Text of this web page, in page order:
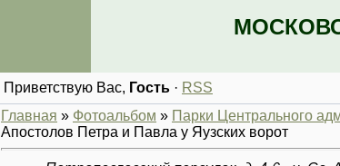
Приветствую Вас, Гость · RSS
Главная » Фотоальбом » Парки Центрального
Апостолов Петра и Павла у Яузских ворот